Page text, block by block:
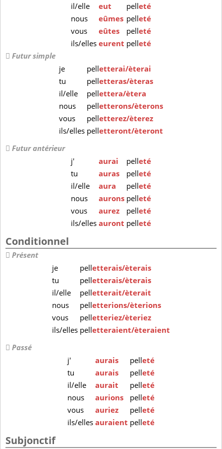
il/elle
eut pelleté
nous
eûmes pelleté
vous
eûtes pelleté
ils/elleseurent pelleté
Futur simple
je
pelletterai/èterai
tu
pelletteras/èteras
il/elle
pellettera/ètera
nous
pelletterons/èterons
vous
pelletterez/èterez
ils/elles pelletteront/èteront
Futur antérieur
j'
aurai pelleté
tu
auras pelleté
il/elle
aura pelleté
nous
aurons pelleté
vous
aurez pelleté
ils/ellesauront pelleté
Conditionnel
Présent
je
pelletterais/èterais
tu
pelletterais/èterais
il/elle
pelletterait/èterait
nous
pelletterions/èterions
vous
pelletteriez/èteriez
ils/elles pelletteraient/èteraient
Passé
j'
aurais pelleté
tu
aurais pelleté
il/elle
aurait pelleté
nous
aurions pelleté
vous
auriez pelleté
ils/ellesauraient pelleté
Subjonctif